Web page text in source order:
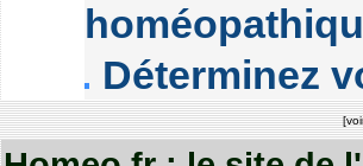
Déterminez